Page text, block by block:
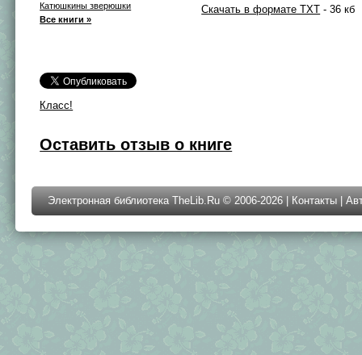
Катюшкины зверюшки
Все книги »
Класс!
Скачать в формате TXT - 36 кб
Оставить отзыв о книге
Электронная библиотека TheLib.Ru © 2006-2026 | Контакты |